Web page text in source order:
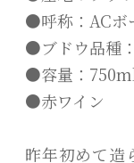
●呼称：ACボ
●ブドウ品種
●容量：
●赤ワイン
昨年初めて造